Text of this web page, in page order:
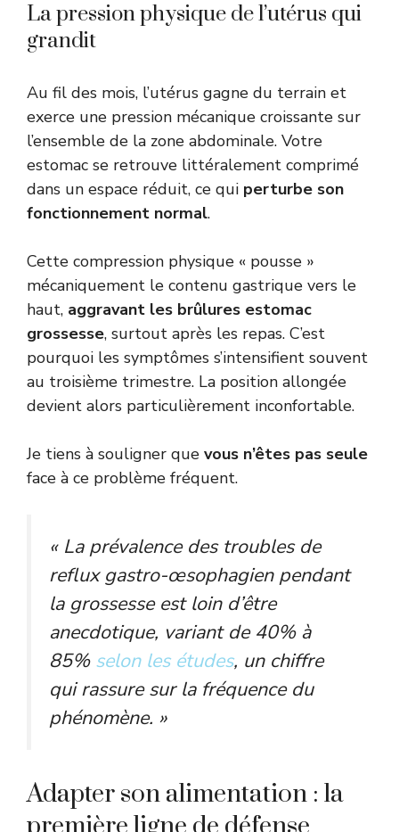
La pression physique de l’utérus qui
grandit
Au fil des mois, l’utérus gagne du terrain et
exerce une pression mécanique croissante sur
l’ensemble de la zone abdominale. Votre
estomac se retrouve littéralement comprimé
dans un espace réduit, ce qui perturbe son
fonctionnement normal.
Cette compression physique « pousse »
mécaniquement le contenu gastrique vers le
haut, aggravant les brûlures estomac
grossesse, surtout après les repas. C’est
pourquoi les symptômes s’intensifient souvent
au troisième trimestre. La position allongée
devient alors particulièrement inconfortable.
Je tiens à souligner que vous n’êtes pas seule
face à ce problème fréquent.
« La prévalence des troubles de
reflux gastro-œsophagien pendant
la grossesse est loin d’être
anecdotique, variant de 40% à
85% selon les études, un chiffre
qui rassure sur la fréquence du
phénomène. »
Adapter son alimentation : la